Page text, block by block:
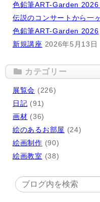
色鉛筆ART-Garden 2026
伝説のコンサートから一
色鉛筆ART-Garden 2026
新規講座 2026年5月13日
カテゴリー
展覧会 (226)
日記 (91)
画材 (36)
絵のあるお部屋 (24)
絵画制作 (90)
絵画教室 (38)